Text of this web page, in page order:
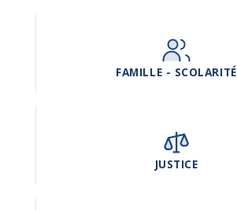
FAMILLE - SCOLARITÉ
JUSTICE